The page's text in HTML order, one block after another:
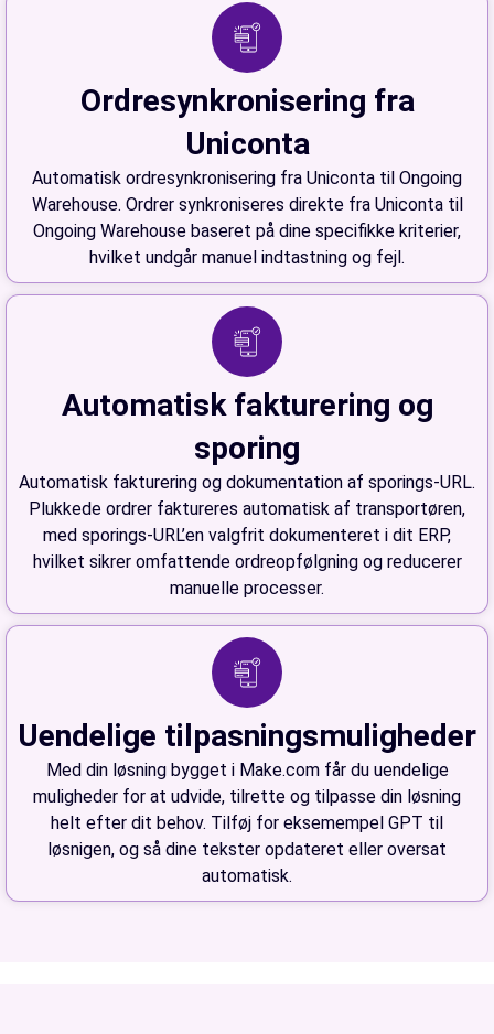
Ordresynkronisering fra
Uniconta
Automatisk ordresynkronisering fra Uniconta til Ongoing
Warehouse. Ordrer synkroniseres direkte fra Uniconta til
Ongoing Warehouse baseret på dine specifikke kriterier,
hvilket undgår manuel indtastning og fejl.
Automatisk fakturering og
sporing
Automatisk fakturering og dokumentation af sporings-URL.
Plukkede ordrer faktureres automatisk af transportøren,
med sporings-URL’en valgfrit dokumenteret i dit ERP,
hvilket sikrer omfattende ordreopfølgning og reducerer
manuelle processer.
Uendelige tilpasningsmuligheder
Med din løsning bygget i Make.com får du uendelige
muligheder for at udvide, tilrette og tilpasse din løsning
helt efter dit behov. Tilføj for eksemempel GPT til
løsnigen, og så dine tekster opdateret eller oversat
automatisk.